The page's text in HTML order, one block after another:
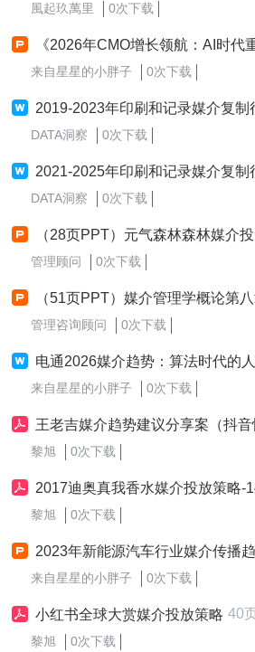
風起玖萬里 0次下载
《2026年CMO增长领航：AI时代
来自星星的小胖子 0次下载
2019-2023年印刷和记录媒介复制行业经济
DATA洞察 0次下载
2021-2025年印刷和记录媒介复制行业经济
DATA洞察 0次下载
（28页PPT）元气森林森林媒介
管理顾问 0次下载
（51页PPT）媒介管理学概论第八章
管理咨询顾问 0次下载
电通2026媒介趋势：算法时代的
来自星星的小胖子 0次下载
王老吉媒介趋势建议分享案（抖音
黎旭 0次下载
2017迪奥真我香水媒介投放策略-
黎旭 0次下载
2023年新能源汽车行业媒介传播
来自星星的小胖子 0次下载
小红书全球大赏媒介投放策略 40
黎旭 0次下载